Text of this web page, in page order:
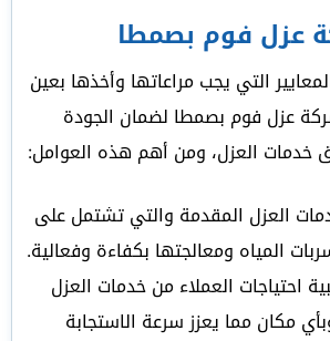
عزل فوم بصمطا
التي يجب مراعاتها وأخذها بعين
شركة عزل فوم بصمطا لضمان الجودة
خدمات العزل، ومن أهم هذه العوامل:
العزل المقدمة والتي تشتمل على
المياه ومعالجتها بكفاءة وفعالية.
احتياجات العملاء من خدمات العزل
مكان مما يعزز سرعة الاستجابة